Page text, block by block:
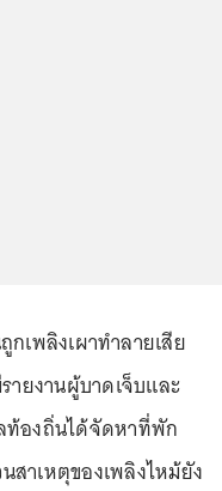
กเพลิงเผาทำลายเสีย
ายงานผู้บาดเจ็บและ
ท้องถิ่นได้จัดหาที่พัก
าเหตุของเพลิงไหม้ยัง